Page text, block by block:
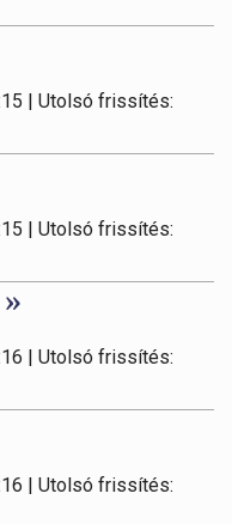
| Utolsó frissítés:
| Utolsó frissítés:
| Utolsó frissítés:
| Utolsó frissítés: